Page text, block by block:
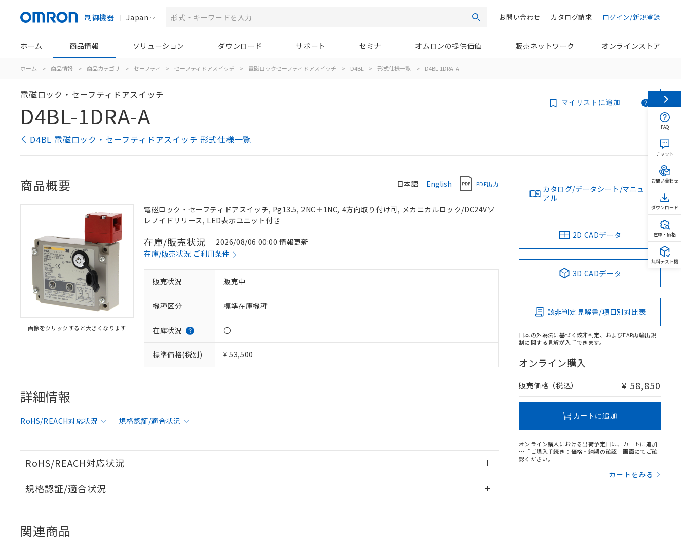
制御機器 Japan 検索 ログイン/新規登録
カタログ請求
お問い合わせ
ホーム 商品情報 ソリューション ダウンロード サポート セミナ オムロンの提供価値 販売ネットワーク オンラインストア
ホーム > 商品情報 > 商品カテゴリ > セーフティ > セーフティドアスイッチ > 電磁ロックセーフティドアスイッチ > D4BL > 形式仕様一覧 > D4BL-1DRA-A
電磁ロック・セーフティドアスイッチ
D4BL-1DRA-A
D4BL 電磁ロック・セーフティドアスイッチ 形式仕様一覧
マイリストに追加
日本語 English PDF出力
商品概要
画像をクリックすると大きくなります
電磁ロック・セーフティドアスイッチ, Pg13.5, 2NC＋1NC, 4方向取り付け可, メカニカルロック/DC24Vソ
レノイドリリース, LED表示ユニット付き
在庫/販売状況
2026/08/06 00:00 情報更新
在庫/販売状況 ご利用条件
販売状況 販売中
機種区分 標準在庫機種
在庫状況 〇
標準価格(税別) ¥ 53,500
詳細情報
RoHS/REACH対応状況 規格認証/適合状況
RoHS/REACH対応状況
規格認証/適合状況
関連商品
カタログ/データシート/マニュ
アル
2D CADデータ
3D CADデータ
該非判定見解書/項目別対比表
日本の外為法に基づく該非判定、およびEAR再輸出規
制に関する見解が入手できます。
オンライン購入
販売価格（税込） ¥ 58,850
カートに追加
オンライン購入における出荷予定日は、カートに追加
～「ご購入手続き：価格・納期の確認」画面にてご確
認ください。
カートをみる
当社制御機器事業取扱商品の中には、本サービスの対象外となる商品もあることをご了承ください。
在庫状況および標準価格照会結果は、記載している更新日時点での社内データに基づき作成されるも
対応済み：EU RoHS指令（10物質）の非含有に対応した製品が提供可能な商品です。
仕入先様の事情により、非含有部品としていたものが、含有品と判明した場合などやむを得ず変更すること
フタル酸ビス(2-エチルヘキシル) (DEHP)(別名：DOP) 1000ppm以下、フタル酸ブチルベンジル（BBP） 1000ppm以下、フタル酸ジブチ
フタル酸エステル類の４物質については閾値を超える意図的な使用がないことを確認しています。
※1 中国RoHS○×表
「×」：最大均質材料含有率が中国RoHSの基準値を超えていることを示します。
う）を輸出または国外への提供する場合は、日本国政府の輸出許可(または役務取引許可)を取得する
などの必要な手続きをとります。
当社は規制貨物を破棄する場合は、完全に破砕するなど、違法に輸出されないよう必要な手段を講じ
FAQ
チャット
お問い合わせ
ダウンロード
在庫・価格
無料テスト機